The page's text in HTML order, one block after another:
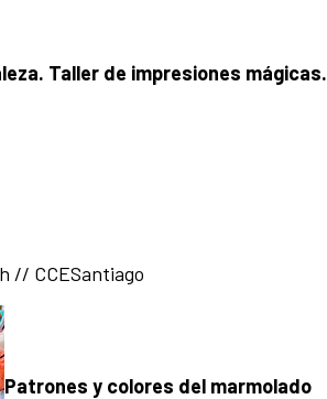
Taller de impresiones mágicas.
// CCESantiago
Patrones y colores del marmolado